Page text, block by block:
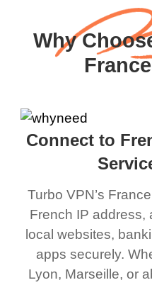
Why
Connect to
Turbo VPN’s
French IP address,
local websites,
apps securely.
Lyon, Marseille, or